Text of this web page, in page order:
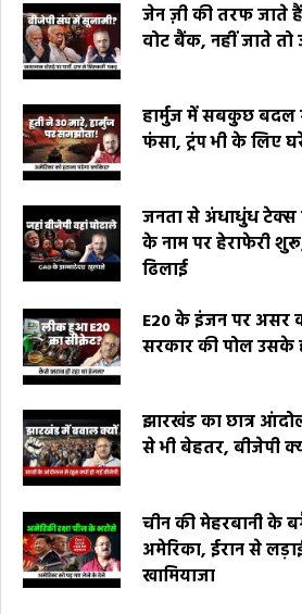
जेन ज़ी की तरफ जाते
वोट बैंक, नहीं जाते
हार्मुज में सबकुछ बदल
फंसा, ट्रंप भी के लिए
जनता से अंधाधुंध टेक्स
के नाम पर हेराफेरी
ढिलाई
E20 के इंजन पर असर
सरकार की पोल उसके
झारखंड का छात्र
से भी बेहतर, बीजेपी
चीन की मेहरबानी के
अमेरिका, ईरान से
खामियाजा